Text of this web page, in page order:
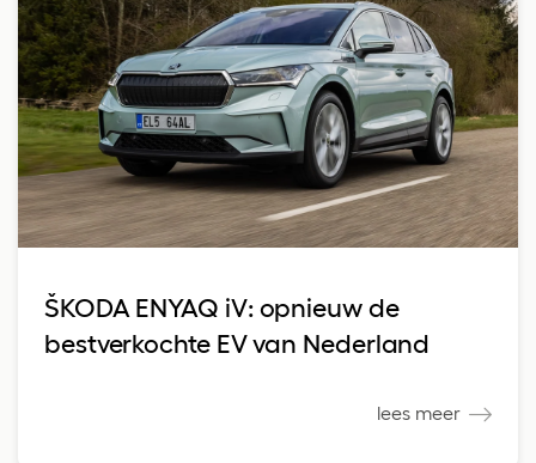
ŠKODA ENYAQ iV: opnieuw de
bestverkochte EV van Nederland
lees meer